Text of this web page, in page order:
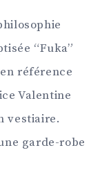
“Fuka”
référence
Valentine
vestiaire.
garde-robe